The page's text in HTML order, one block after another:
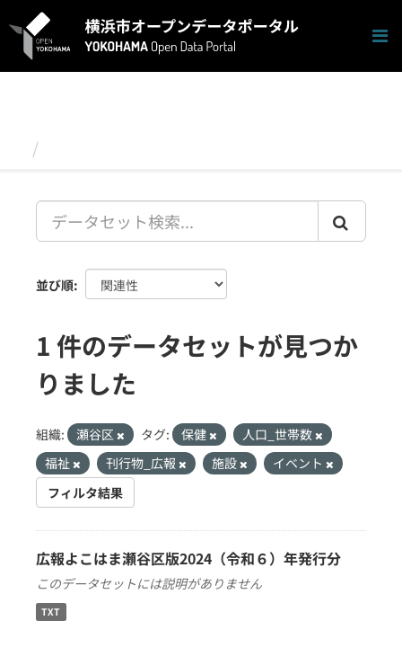
キ
並び順
1 件のデータセットが見つか
りました
組織: 瀬谷区 タグ: 保健
人口_世帯数
福祉
刊行物_広報 施設
イベント
フィルタ結果
広報よこはま瀬谷区版2024（令和６）年発行分
このデータセットには説明がありません
TXT